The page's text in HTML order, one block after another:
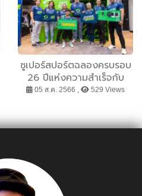
ซูเปอร์สปอร์ตฉลองครบรอบ
26 ปีแห่งความสำเร็จกับ
แคมเปญ ‘Together We
คทีฟ
05 ส.ค. 2566 , 529 Views